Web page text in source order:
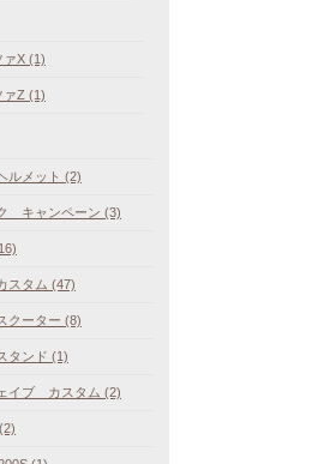
ァX (1)
ァZ (1)
ルメット (2)
キャンペーン (3)
スタム (47)
クーター (8)
タンド (1)
イブ カスタム (2)